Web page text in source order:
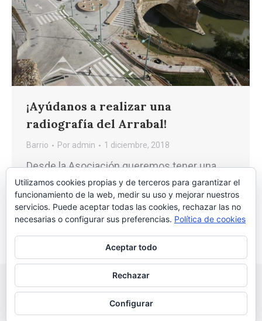
¡Ayúdanos a realizar una
radiografía del Arrabal!
Barrio Por admin 1 diciembre, 2018
Desde la Asociación queremos tener una
radiografía completa del barrio.
¡Necesitamos tu colaboración!
Utilizamos cookies propias y de terceros para garantizar el
funcionamiento de la web, medir su uso y mejorar nuestros
servicios. Puede aceptar todas las cookies, rechazar las no
necesarias o configurar sus preferencias. Política de cookies
Aceptar todo
Rechazar
Configurar